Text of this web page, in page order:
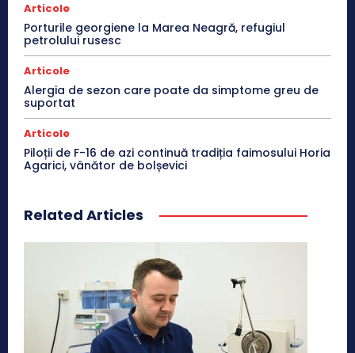
Articole
Porturile georgiene la Marea Neagră, refugiul
petrolului rusesc
Articole
Alergia de sezon care poate da simptome greu de
suportat
Articole
Piloții de F-16 de azi continuă tradiția faimosului Horia
Agarici, vânător de bolșevici
Related Articles